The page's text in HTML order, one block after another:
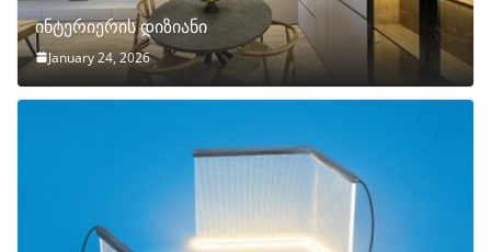
ინტერიერის დიზიანი
January 24, 2026